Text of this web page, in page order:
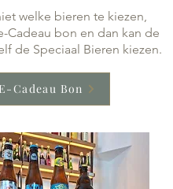
welke bieren te kiezen,
Cadeau bon en dan kan de
de Speciaal Bieren kiezen.
E-Cadeau Bon